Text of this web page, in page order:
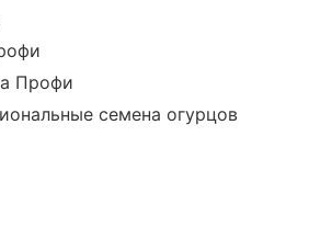
Профи
семена огурцов